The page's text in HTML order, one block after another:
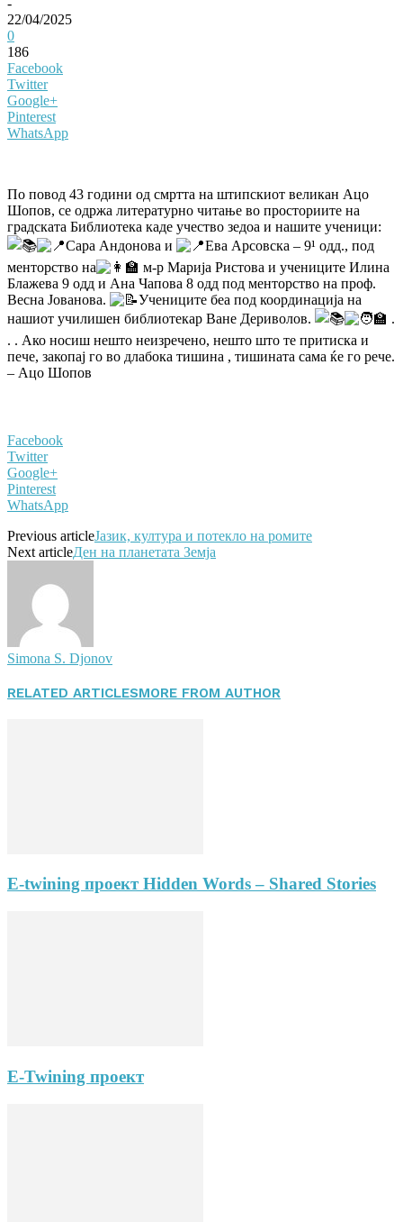
22/04/2025
0
186
Facebook
Twitter
Google+
Pinterest
WhatsApp
По повод 43 години од смртта на штипскиот великан Ацо
Шопов, се одржа литературно читање во просториите на
градската Библиотека каде учество зедоа и нашите ученици:
Сара Андонова и
Ева Арсовска – 9¹ одд., под
менторство на
м-р Марија Ристова и учениците Илина
Блажева 9 одд и Ана Чапова 8 одд под менторство на проф.
Весна Јованова.
Учениците беа под координација на
нашиот училишен библиотекар Ване Дериволов.
.
. . Ако носиш нешто неизречено, нешто што те притиска и
пече, закопај го во длабока тишина , тишината сама ќе го рече.
– Ацо Шопов
Facebook
Twitter
Google+
Pinterest
WhatsApp
Previous articleЈазик, култура и потекло на ромите
Next articleДен на планетата Земја
Simona S. Djonov
RELATED ARTICLESMORE FROM AUTHOR
E-twining проект Hidden Words – Shared Stories
E-Twining проект